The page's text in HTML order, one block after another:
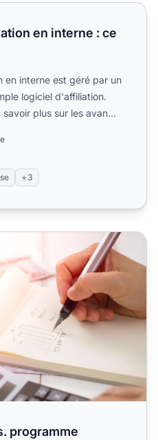
: ce qu'il faut savoir
en interne : ce
en interne est géré par un
logiciel d'affiliation.
plus sur les avan...
+3
affiliation
programme